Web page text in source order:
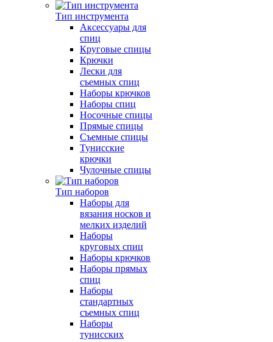
Тип инструмента
Аксессуары для
спиц
Круговые спицы
Крючки
Лески для
съемных спиц
Наборы крючков
Наборы спиц
Носочные спицы
Прямые спицы
Съемные спицы
Тунисские
крючки
Чулочные спицы
Тип наборов
Наборы для
вязания носков и
мелких изделий
Наборы
круговых спиц
Наборы крючков
Наборы прямых
спиц
Наборы
стандартных
съемных спиц
Наборы
тунисских